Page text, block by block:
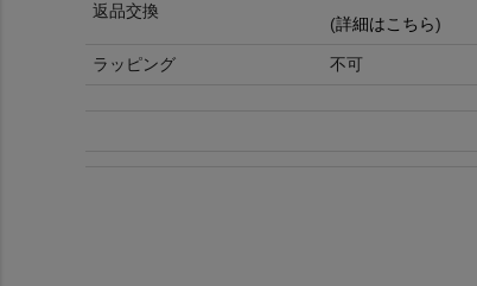
返品交換
(詳細はこちら)
ラッピング 不可